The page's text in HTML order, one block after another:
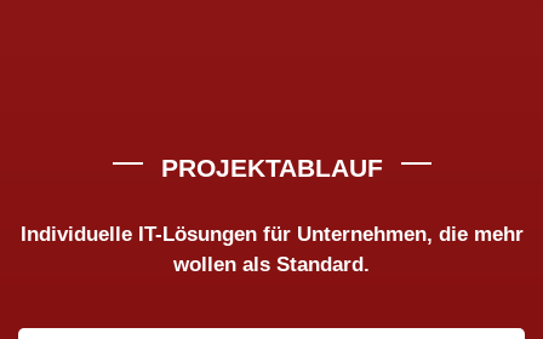
PROJEKTABLAUF
Individuelle IT-Lösungen für Unternehmen, die mehr
wollen als Standard.